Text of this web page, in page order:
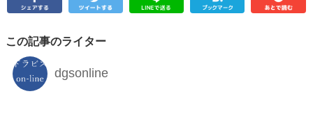
この記事のライター
dgsonline